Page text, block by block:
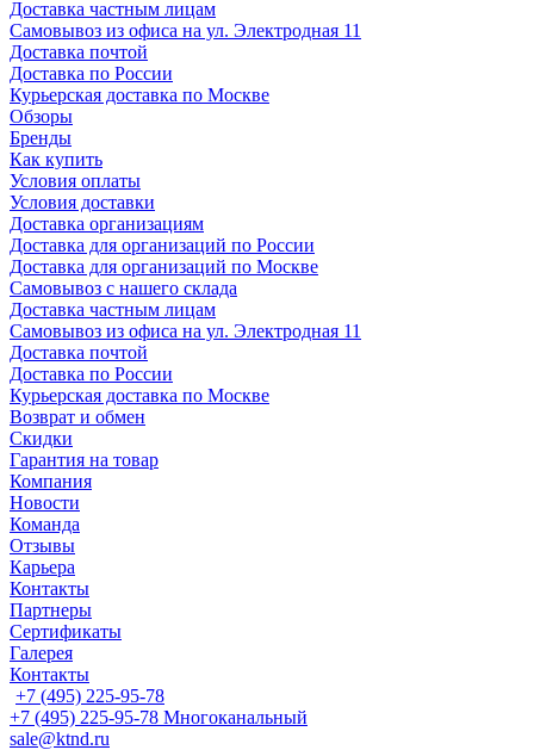
Доставка частным лицам
Самовывоз из офиса на ул. Электродная 11
Доставка почтой
Доставка по России
Курьерская доставка по Москве
Обзоры
Бренды
Как купить
Условия оплаты
Условия доставки
Доставка организациям
Доставка для организаций по России
Доставка для организаций по Москве
Самовывоз с нашего склада
Доставка частным лицам
Самовывоз из офиса на ул. Электродная 11
Доставка почтой
Доставка по России
Курьерская доставка по Москве
Возврат и обмен
Скидки
Гарантия на товар
Компания
Новости
Команда
Отзывы
Карьера
Контакты
Партнеры
Сертификаты
Галерея
Контакты
+7 (495) 225-95-78
+7 (495) 225-95-78 Многоканальный
sale@ktnd.ru